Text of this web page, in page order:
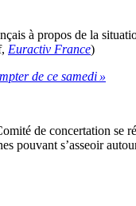
à propos de la
Euractiv France)
de ce samedi »
de concertation se
pouvant s’asseoir